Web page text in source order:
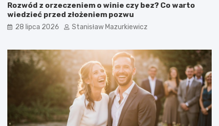
Rozwód z orzeczeniem o winie czy bez? Co warto
wiedzieć przed złożeniem pozwu
28 lipca 2026 Stanisław Mazurkiewicz